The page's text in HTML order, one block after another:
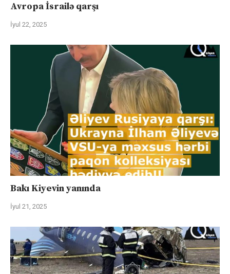
Avropa İsrailə qarşı
İyul 22, 2025
Bakı Kiyevin yanında
İyul 21, 2025